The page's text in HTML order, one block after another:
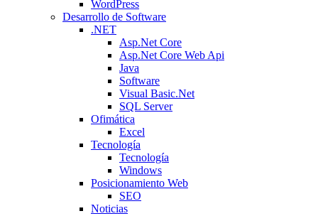
WordPress
Desarrollo de Software
.NET
Asp.Net Core
Asp.Net Core Web Api
Java
Software
Visual Basic.Net
SQL Server
Ofimática
Excel
Tecnología
Tecnología
Windows
Posicionamiento Web
SEO
Noticias